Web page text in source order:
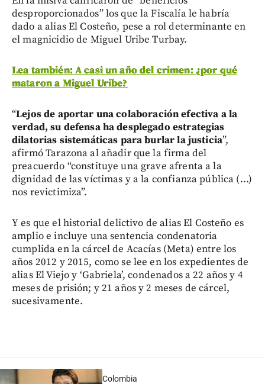
desproporcionados” los que la Fiscalía le habría
dado a alias El Costeño, pese a rol determinante en
el magnicidio de Miguel Uribe Turbay.
Lea también: A casi un año del crimen: ¿por qué
mataron a Miguel Uribe?
“Lejos de aportar una colaboración efectiva a la
verdad, su defensa ha desplegado estrategias
dilatorias sistemáticas para burlar la justicia”,
afirmó Tarazona al añadir que la firma del
preacuerdo “constituye una grave afrenta a la
dignidad de las víctimas y a la confianza pública (...)
nos revictimiza”.
Y es que el historial delictivo de alias El Costeño es
amplio e incluye una sentencia condenatoria
cumplida en la cárcel de Acacías (Meta) entre los
años 2012 y 2015, como se lee en los expedientes de
alias El Viejo y ‘Gabriela’, condenados a 22 años y 4
meses de prisión; y 21 años y 2 meses de cárcel,
sucesivamente.
Colombia